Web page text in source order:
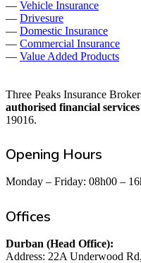
— Vehicle Insurance
— Drivesure
— Domestic Insurance
— Commercial Insurance
— Value Added Products
Three Peaks Insurance
authorised financial
19016.
Opening Hours
Monday – Friday: 08h00 –
Offices
Durban (Head Office):
Address: 22A Underwood Rd,